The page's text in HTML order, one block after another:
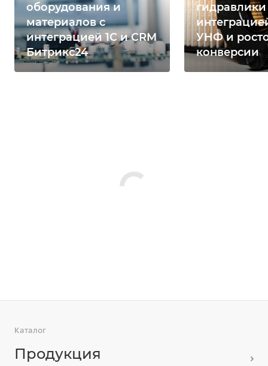
оборудования и
материалов с
интеграцией 1С и CRM
Битрикс24
гидравлики
УНФ и
конверсии
Каталог
Продукция